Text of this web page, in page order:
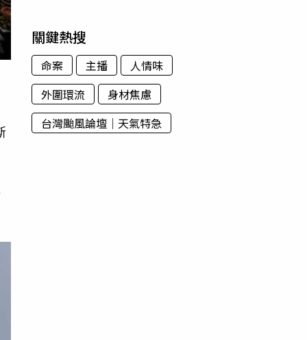
關鍵熱搜
命案 主播
人情味
外圍環流
身材焦慮
台灣颱風論壇｜天氣特急